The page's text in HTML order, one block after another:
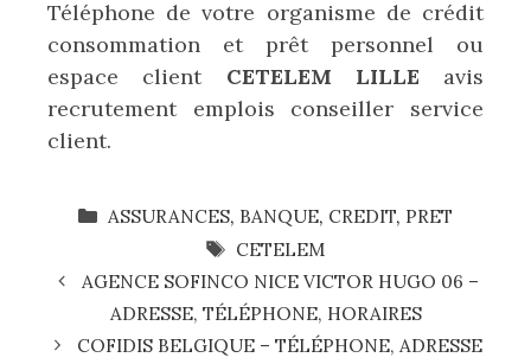
Téléphone de votre organisme de crédit
consommation et prêt personnel ou
espace client CETELEM LILLE avis
recrutement emplois conseiller service
client.
CATÉGORIES
ASSURANCES, BANQUE, CREDIT, PRET
ÉTIQUETTES
CETELEM
AGENCE SOFINCO NICE VICTOR HUGO 06 –
ADRESSE, TÉLÉPHONE, HORAIRES
COFIDIS BELGIQUE – TÉLÉPHONE, ADRESSE